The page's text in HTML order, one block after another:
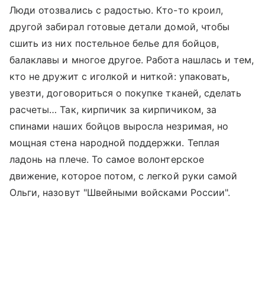
Люди отозвались с радостью. Кто-то кроил,
другой забирал готовые детали домой, чтобы
сшить из них постельное белье для бойцов,
балаклавы и многое другое. Работа нашлась и тем,
кто не дружит с иголкой и ниткой: упаковать,
увезти, договориться о покупке тканей, сделать
расчеты… Так, кирпичик за кирпичиком, за
спинами наших бойцов выросла незримая, но
мощная стена народной поддержки. Теплая
ладонь на плече. То самое волонтерское
движение, которое потом, с легкой руки самой
Ольги, назовут "Швейными войсками России".